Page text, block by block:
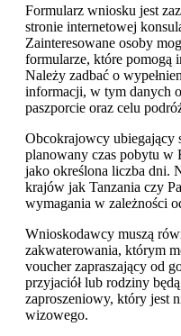
Formularz wniosku jest
stronie internetowej
Zainteresowane osoby
formularze, które pomogą
Należy zadbać o
informacji, w tym danych
paszporcie oraz celu
Obcokrajowcy ubiegający
planowany czas pobytu w
jako określona liczba dni.
krajów jak Tanzania czy
wymagania w zależności
Wnioskodawcy muszą
zakwaterowania, którym
voucher zapraszający od
przyjaciół lub rodziny
zaproszeniowy, który jest
wizowego.